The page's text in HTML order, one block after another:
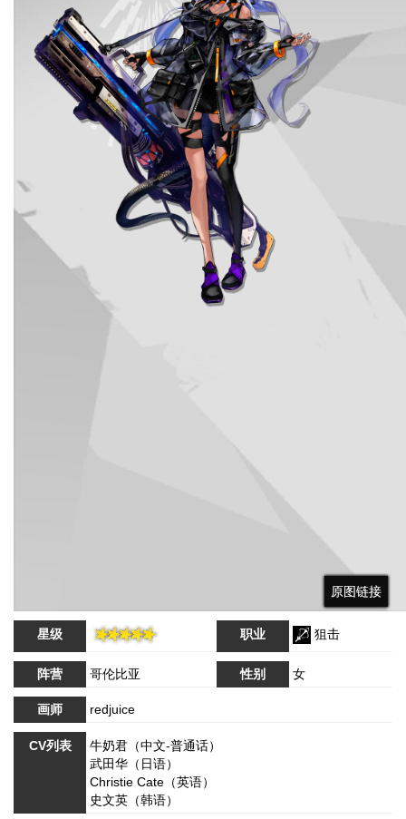
原图链接
原图链接
原图链接
星级 职业 狙击
阵营 哥伦比亚 性别 女
画师 redjuice
CV列表
牛奶君（中文-普通话）
武田华（日语）
Christie Cate（英语）
史文英（韩语）